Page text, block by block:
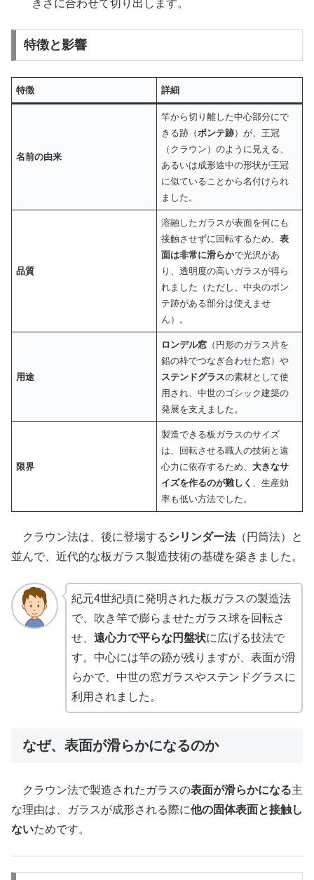
きさに合わせて切り出します。
特徴と影響
特徴 詳細
名前の由来
竿から切り離した中心部分にで
きる跡（ ポンテ跡）が、王冠
（クラウン）のように見える、
あるいは成形途中の形状が王冠
に似ていることから名付けられ
ました。
品質
溶融したガラスが表面を何にも
接触させずに回転するため、表
面は非常に滑らかで光沢があ
り、透明度の高いガラスが得ら
れました（ただし、中央のポン
テ跡がある部分は使えませ
ん）。
用途
ロンデル窓 （円形のガラス片を
鉛の枠でつなぎ合わせた窓）や
ステンドグラスの素材として使
用され、中世のゴシック建築の
発展を支えました。
限界
製造できる板ガラスのサイズ
は、回転させる職人の技術と遠
心力に依存するため、大きなサ
イズを作るのが難しく
、生産効
率も低い方法でした。
クラウン法は、後に登場するシリンダー法（円筒法）と
並んで、近代的な板ガラス製造技術の基礎を築きました。
紀元4世紀頃に発明された板ガラスの製造法
で、吹き竿で膨らませたガラス球を回転さ
せ、 遠心力で平らな円盤状に広げる技法で
す。中心には竿の跡が残りますが、表面が滑
らかで、中世の窓ガラスやステンドグラスに
利用されました。
なぜ、表面が滑らかになるのか
クラウン法で製造されたガラスの表面が滑らかになる主
な理由は、ガラスが成形される際に他の固体表面と接触し
ないためです。